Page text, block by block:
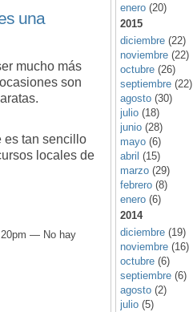
una
mucho más
son
es tan sencillo
locales de
— No hay
enero (20)
2015
diciembre (22)
noviembre (22)
octubre (26)
septiembre (22)
agosto (30)
julio (18)
junio (28)
mayo (6)
abril (15)
marzo (29)
febrero (8)
enero (6)
2014
diciembre (19)
noviembre (16)
octubre (6)
septiembre (6)
agosto (2)
julio (5)